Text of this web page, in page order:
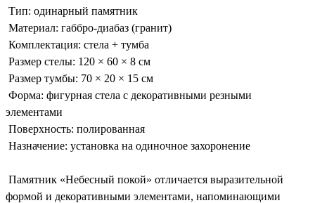
Тип: одинарный памятник
Материал: габбро-диабаз (гранит)
Комплектация: стела + тумба
Размер стелы: 120 × 60 × 8 см
Размер тумбы: 70 × 20 × 15 см
Форма: фигурная стела с декоративными резными
элементами
Поверхность: полированная
Назначение: установка на одиночное захоронение
Памятник «Небесный покой» отличается выразительной
формой и декоративными элементами, напоминающими